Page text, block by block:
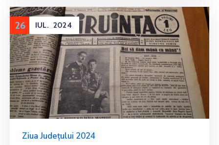
26 IUL. 2024
Ziua Județului 2024